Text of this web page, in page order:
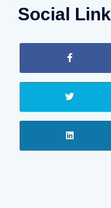
Social Link